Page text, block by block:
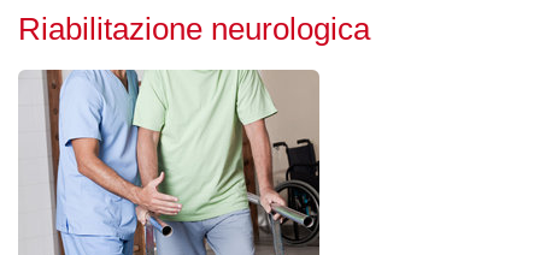
Riabilitazione neurologica